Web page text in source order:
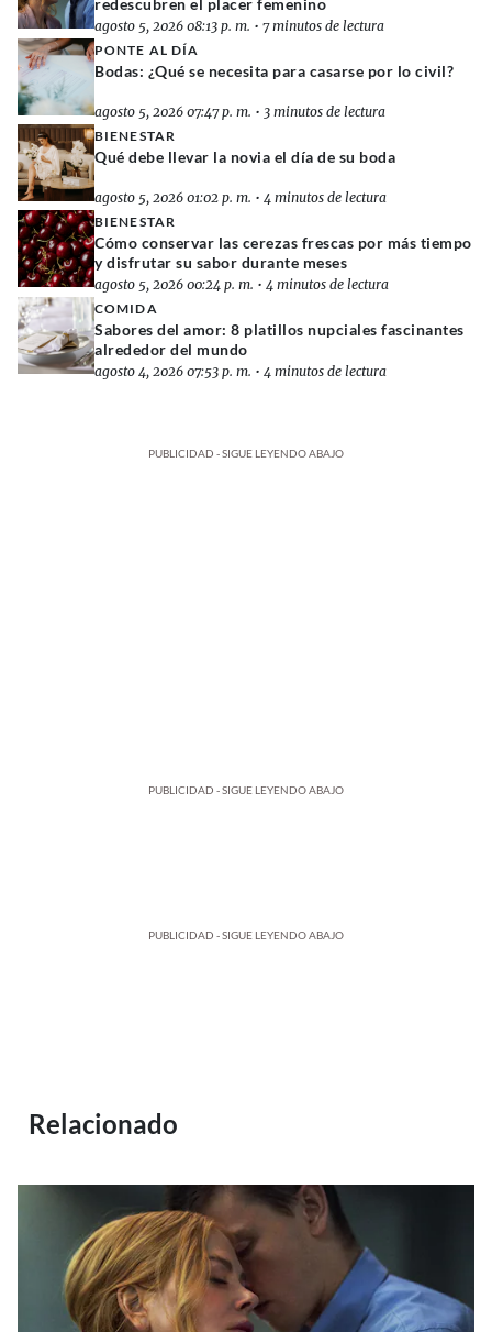
redescubren el placer femenino
agosto 5, 2026 08:13 p. m. • 7 minutos de lectura
PONTE AL DÍA
Bodas: ¿Qué se necesita para casarse por lo civil?
agosto 5, 2026 07:47 p. m. • 3 minutos de lectura
BIENESTAR
Qué debe llevar la novia el día de su boda
agosto 5, 2026 01:02 p. m. • 4 minutos de lectura
BIENESTAR
Cómo conservar las cerezas frescas por más tiempo
y disfrutar su sabor durante meses
agosto 5, 2026 00:24 p. m. • 4 minutos de lectura
COMIDA
Sabores del amor: 8 platillos nupciales fascinantes
alrededor del mundo
agosto 4, 2026 07:53 p. m. • 4 minutos de lectura
PUBLICIDAD - SIGUE LEYENDO ABAJO
PUBLICIDAD - SIGUE LEYENDO ABAJO
PUBLICIDAD - SIGUE LEYENDO ABAJO
Relacionado